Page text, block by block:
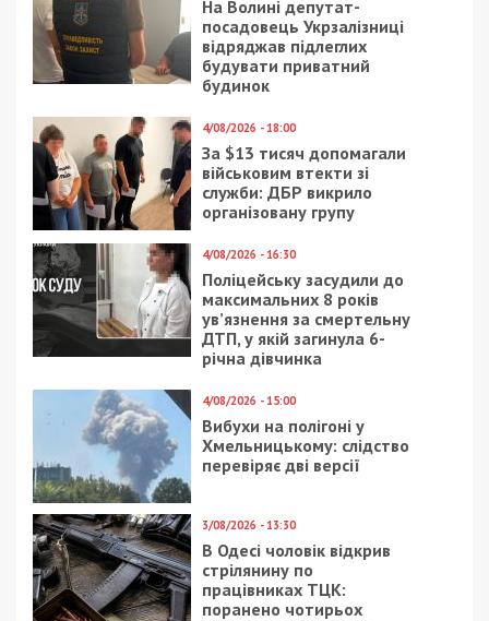
СУСПІЛЬСТВО
2/03/2019 - 17:55
Доктор Комаровский
считает, что не найти
денег на врачей в
Днепре – позор
21/10/2022 - 9:58
Микитась може вийти
під заставу втричі
меншу від суми хабара
23/03/2021 - 15:07
Вилкул вызван на
допрос: первые
подробности
21/08/2017 - 10:27
жизнь бойца с тяжелой
формой черепно-
мозговой травмы